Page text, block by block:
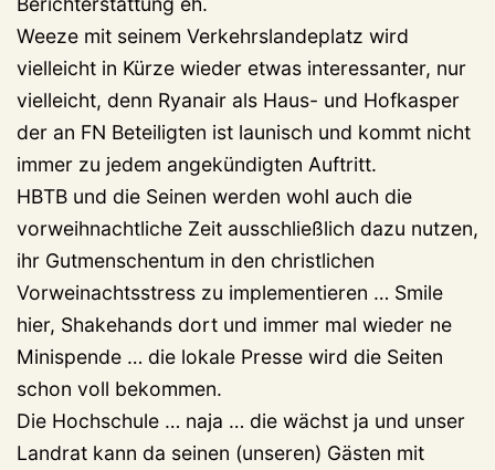
Weeze mit seinem Verkehrslandeplatz wird
vielleicht in Kürze wieder etwas interessanter, nur
vielleicht, denn Ryanair als Haus- und Hofkasper
der an FN Beteiligten ist launisch und kommt nicht
immer zu jedem angekündigten Auftritt.
HBTB und die Seinen werden wohl auch die
vorweihnachtliche Zeit ausschließlich dazu nutzen,
ihr Gutmenschentum in den christlichen
Vorweinachtsstress zu implementieren … Smile
hier, Shakehands dort und immer mal wieder ne
Minispende … die lokale Presse wird die Seiten
schon voll bekommen.
Die Hochschule … naja … die wächst ja und unser
Landrat kann da seinen (unseren) Gästen mit